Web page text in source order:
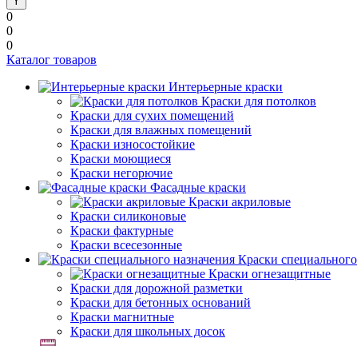
0
0
0
Каталог товаров
Интерьерные краски
Краски для потолков
Краски для сухих помещений
Краски для влажных помещений
Краски износостойкие
Краски моющиеся
Краски негорючие
Фасадные краски
Краски акриловые
Краски силиконовые
Краски фактурные
Краски всесезонные
Краски
Краски огнезащитные
Краски для дорожной разметки
Краски для бетонных оснований
Краски магнитные
Краски для школьных досок